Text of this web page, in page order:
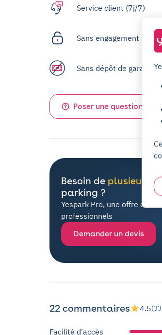
Service client (7j/7)
Sans engagement
Sans dépôt de garantie
Poser une question sur
Besoin de plusieurs
parking ?
Yespark Pro, une offre
professionnels
Demander un devis
22 commentaires 4.5
Facilité d'accès